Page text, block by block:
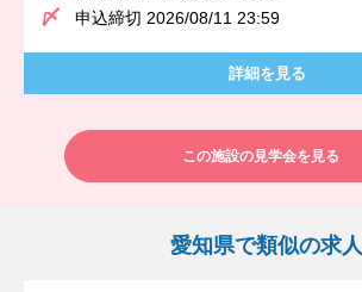
申込締切 2026/08/11 23:59
詳細を見る
この施設の見学会を見る
愛知県で類似の求人